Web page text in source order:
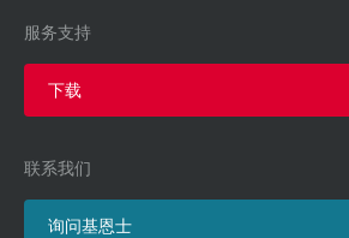
服务支持
下载
联系我们
询问基恩士